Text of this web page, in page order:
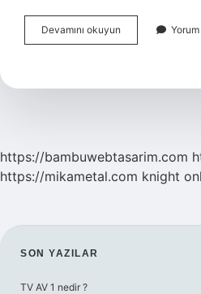
Devamını okuyun
Vatandaşı
Yorum
https://bambuwebtasarim.com
https://mikametal.com knight
SIDEBAR
SON YAZILAR
TV AV 1 nedir ?